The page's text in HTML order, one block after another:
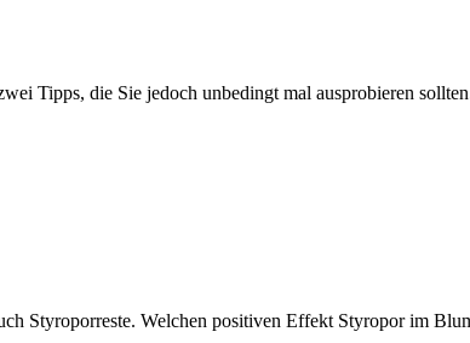
Tipps, die Sie jedoch unbedingt mal ausprobieren
Styroporreste. Welchen positiven Effekt Styropor im